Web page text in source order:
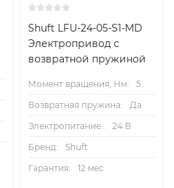
Shuft LFU-24-05-S1-MD
Электропривод с
возвратной пружиной
Момент вращения, Нм:
5
Возвратная пружина:
Да
Электропитание.:
24 В
Бренд:
Shuft
Гарантия:
12 мес